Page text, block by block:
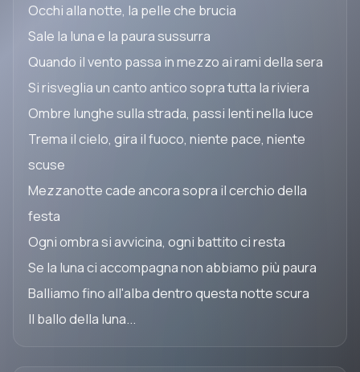
Occhi alla notte, la pelle che brucia
Sale la luna e la paura sussurra
Quando il vento passa in mezzo ai rami della sera
Si risveglia un canto antico sopra tutta la riviera
Ombre lunghe sulla strada, passi lenti nella luce
Trema il cielo, gira il fuoco, niente pace, niente
scuse
Mezzanotte cade ancora sopra il cerchio della
festa
Ogni ombra si avvicina, ogni battito ci resta
Se la luna ci accompagna non abbiamo più paura
Balliamo fino all'alba dentro questa notte scura
Il ballo della luna...